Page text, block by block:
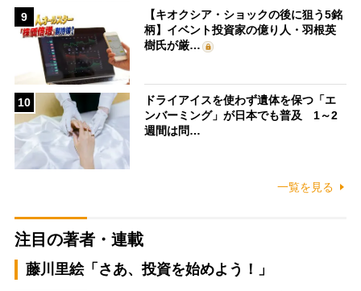
9
【キオクシア・ショックの後に狙う5銘
柄】イベント投資家の億り人・羽根英
樹氏が厳…
10
ドライアイスを使わず遺体を保つ「エ
ンバーミング」が日本でも普及 1～2
週間は問…
一覧を見る
注目の著者・連載
藤川里絵「さあ、投資を始めよう！」